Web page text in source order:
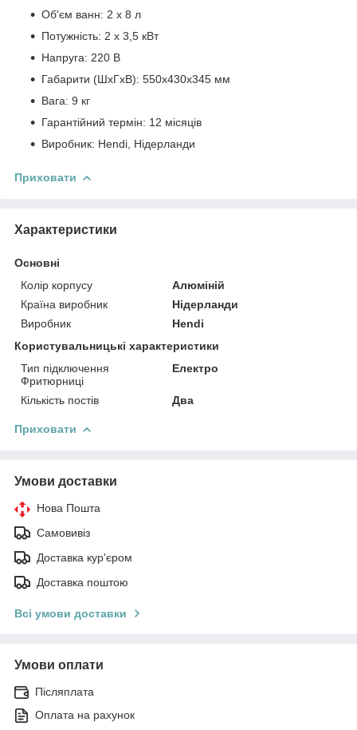
Об'єм ванн: 2 х 8 л
Потужність: 2 х 3,5 кВт
Напруга: 220 В
Габарити (ШхГхВ): 550х430х345 мм
Вага: 9 кг
Гарантійний термін: 12 місяців
Виробник: Hendi, Нідерланди
Приховати
Характеристики
Основні
Колір корпусу
Алюміній
Країна виробник
Нідерланди
Виробник
Hendi
Користувальницькі характеристики
Тип підключення
Фритюрниці
Електро
Кількість постів Два
Приховати
Умови доставки
Нова Пошта
Самовивіз
Доставка кур'єром
Доставка поштою
Всі умови доставки
Умови оплати
Післяплата
Оплата на рахунок